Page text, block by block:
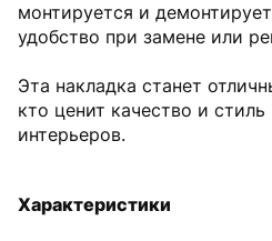
монтируется и
удобство при замене или
Эта накладка станет
кто ценит качество и
интерьеров.
Характеристики